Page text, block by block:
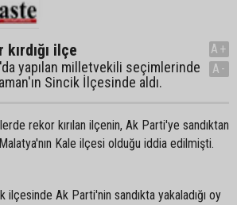
ilçe
yapılan milletvekili seçimlerinde
Sincik İlçesinde aldı.
A+
A-
rekor kırılan ilçenin, Ak Parti'ye sandıktan
Kale ilçesi olduğu iddia edilmişti.
ilçesinde Ak Parti'nin sandıkta yakaladığı oy